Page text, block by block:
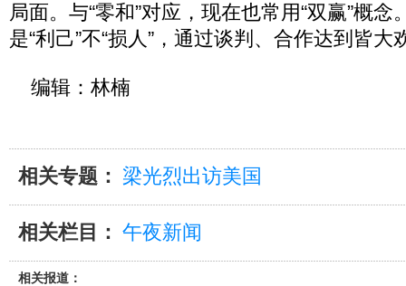
局面。与“零和”对应，现在也常用“双赢”概念
是“利己”不“损人”，通过谈判、合作达到皆大
编辑：林楠
相关专题： 梁光烈出访美国
相关栏目： 午夜新闻
相关报道：